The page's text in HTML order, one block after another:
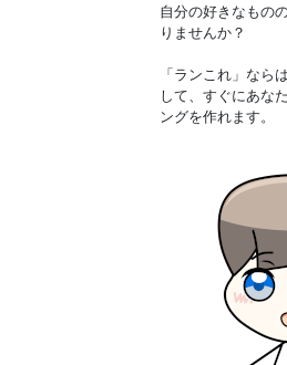
自分の好きなもの
りませんか？
「ランこれ」なら
して、すぐにあな
ングを作れます。